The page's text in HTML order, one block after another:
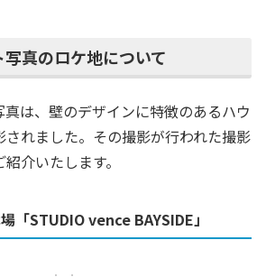
真のロケ地について
は、壁のデザインに特徴のあるハウ
れました。その撮影が行われた撮影
介いたします。
「STUDIO vence BAYSIDE」